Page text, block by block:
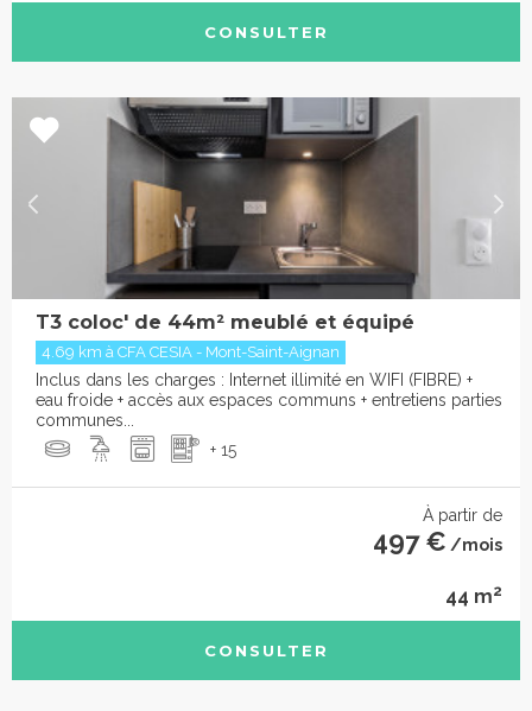
CONSULTER
T3 coloc' de 44m² meublé et équipé
4.69 km à CFA CESIA - Mont-Saint-Aignan
Inclus dans les charges : Internet illimité en WIFI (FIBRE) +
eau froide + accès aux espaces communs + entretiens parties
communes...
+ 15
À partir de
497 € /mois
44 m2
CONSULTER